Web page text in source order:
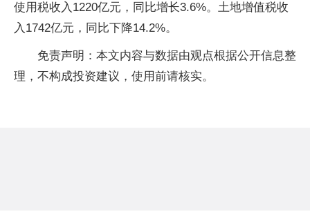
使用税收入1220亿元，同比增长3.6%。土地增值税收
入1742亿元，同比下降14.2%。
免责声明：本文内容与数据由观点根据公开信息整
理，不构成投资建议，使用前请核实。